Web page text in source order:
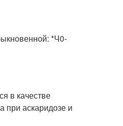
*Ч0-
в качестве
при аскаридозе и